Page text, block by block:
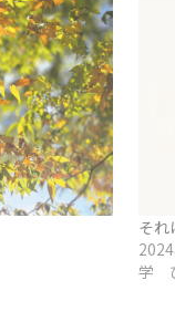
それ
学